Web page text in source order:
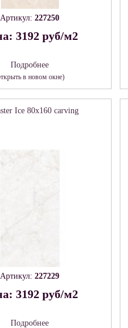
Артикул:227250
3192 руб/м2
Подробнее
в новом окне)
Ice 80х160 carving
Артикул:227229
3192 руб/м2
Подробнее